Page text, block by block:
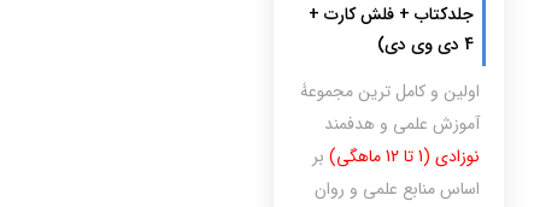
جلدکتاب + فلش کارت +
4 دی وی دی)
اولین و کامل ترین مجموعۀ
آموزش علمی و هدفمند
نوزادی (1 تا 12 ماهگی)
بر
اساس منابع علمی و روان